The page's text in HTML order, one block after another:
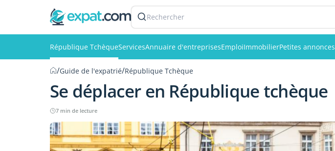
Rechercher
République TchèqueServicesAnnuaire d'entreprisesEmploiImmobilierPetites annonces
/Guide de l'expatrié/République Tchèque
Se déplacer en République tchèque
7 min de lecture